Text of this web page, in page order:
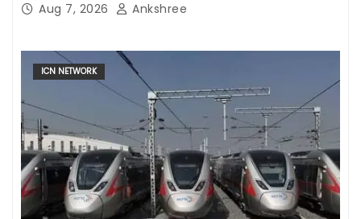
Aug 7, 2026 Ankshree
ICN NETWORK